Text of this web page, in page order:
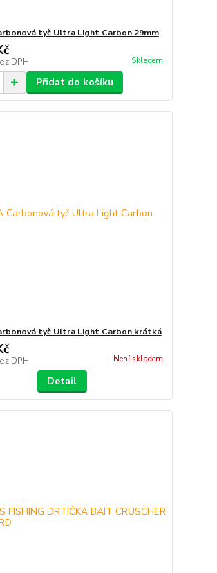
tyč Ultra Light Carbon 29mm
DPH Skladem
Přidat do košíku
tyč Ultra Light Carbon krátká
DPH Není skladem
Detail